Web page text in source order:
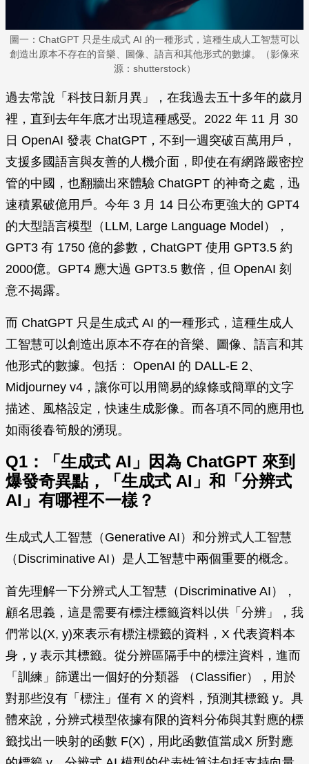
圖一：ChatGPT 只是生成式 AI 的一種形式，這種生成人工智慧可以
創造出原本不存在的音樂、圖像、語言和其他形式的數據。（影像來
源：shutterstock）
過去常說「科技日新月異」，在我過去五十多年的歲月
裡，直到去年年底才出現這種感受。2022 年 11 月 30
日 OpenAI 發表 ChatGPT，不到一週突破百萬用戶，
支援多國語言與友善的人機介面，即使在有網路嚴密控
管的中國，也翻牆出來體驗 ChatGPT 的神奇之處，迅
速積累破億用戶。今年 3 月 14 日公布更強大的 GPT4
的大型語言模型（LLM, Large Language Model），
GPT3 有 1750 億的參數，ChatGPT 使用 GPT3.5 約
2000億。GPT4 應大過 GPT3.5 數倍，但 OpenAI 刻
意不揭露。
而 ChatGPT 只是生成式 AI 的一種形式，這種生成人
工智慧可以創造出原本不存在的音樂、圖像、語言和其
他形式的數據。包括： OpenAI 的 DALL-E 2、
Midjourney v4，讓你可以用簡易的線條或簡單的文字
描述、風格設定，快速生成影像。而各項不同的應用也
如雨後春筍般的湧現。
Q1：「生成式 AI」因為 ChatGPT 來到
爆發奇異點，「生成式 AI」和「分辨式
AI」有哪裡不一樣？
生成式人工智慧（Generative AI）和分辨式人工智慧
（Discriminative AI）是人工智慧中兩個重要的概念。
首先理解一下分辨式人工智慧（Discriminative AI），
顧名思義，這是需要有標注標籤資料以供「分辨」，我
們常以(X, y)來表示有標注標籤的資料，X 代表資料本
身，y 表示其標籤。從分辨區隔手中的標注資料，進而
「訓練」篩選出一個好的分類器 （Classifier），用於
對那些沒有「標注」僅有 X 的資料，預測其標籤 y。具
體來說，分辨式模型依據有限的資料分佈與其對應的標
籤找出一映射的函數 F(X)，用此函數值當成X 所對應